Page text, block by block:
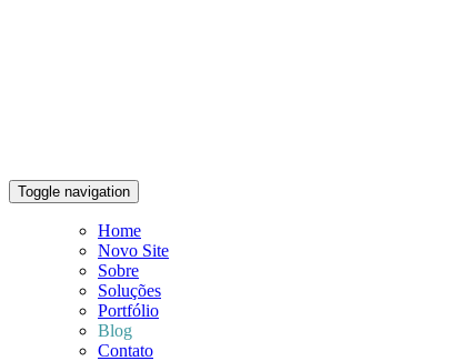
Toggle navigation
Home
Novo Site
Sobre
Soluções
Portfólio
Blog
Contato